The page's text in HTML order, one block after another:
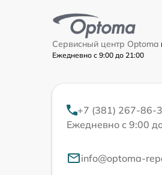
Сервисный центр Optoma
Ежедневно с 9:00 до 21:00
+7 (381) 267-86-
Ежедневно с 9:00
info@optoma-